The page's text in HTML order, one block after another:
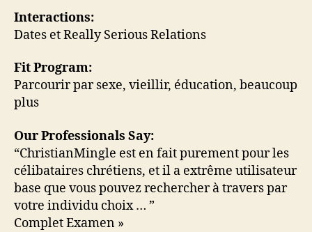
Interactions:
Dates et Really Serious Relations
Fit Program:
Parcourir par sexe, vieillir, éducation, beaucoup
plus
Our Professionals Say:
“ChristianMingle est en fait purement pour les
célibataires chrétiens, et il a extrême utilisateur
base que vous pouvez rechercher à travers par
votre individu choix … ”
Complet Examen »